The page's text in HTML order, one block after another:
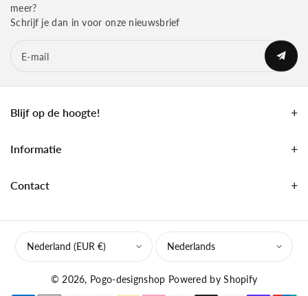
meer?
Schrijf je dan in voor onze nieuwsbrief
E‑mail
Blijf op de hoogte!
Informatie
Contact
Nederland (EUR €) Nederlands
© 2026, Pogo-designshop Powered by Shopify